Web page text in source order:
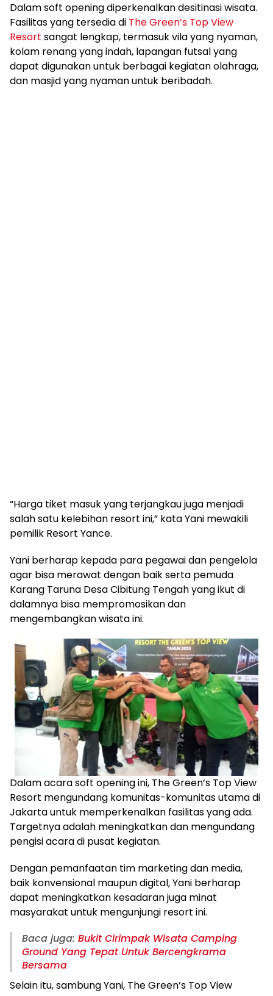
Dalam soft opening diperkenalkan desitinasi wisata.
Fasilitas yang tersedia di The Green’s Top View
Resort sangat lengkap, termasuk vila yang nyaman,
kolam renang yang indah, lapangan futsal yang
dapat digunakan untuk berbagai kegiatan olahraga,
dan masjid yang nyaman untuk beribadah.
“Harga tiket masuk yang terjangkau juga menjadi
salah satu kelebihan resort ini,” kata Yani mewakili
pemilik Resort Yance.
Yani berharap kepada para pegawai dan pengelola
agar bisa merawat dengan baik serta pemuda
Karang Taruna Desa Cibitung Tengah yang ikut di
dalamnya bisa mempromosikan dan
mengembangkan wisata ini.
Dalam acara soft opening ini, The Green’s Top View
Resort mengundang komunitas-komunitas utama di
Jakarta untuk memperkenalkan fasilitas yang ada.
Targetnya adalah meningkatkan dan mengundang
pengisi acara di pusat kegiatan.
Dengan pemanfaatan tim marketing dan media,
baik konvensional maupun digital, Yani berharap
dapat meningkatkan kesadaran juga minat
masyarakat untuk mengunjungi resort ini.
Baca juga: Bukit Cirimpak Wisata Camping
Ground Yang Tepat Untuk Bercengkrama
Bersama
Selain itu, sambung Yani, The Green’s Top View